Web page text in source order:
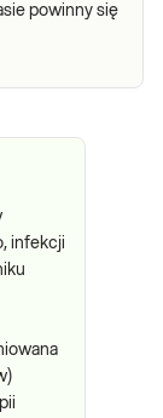
powinny się
infekcji